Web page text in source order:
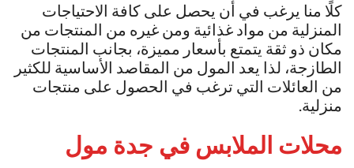
كلًا منا يرغب في أن يحصل على كافة الاحتياجات
المنزلية من مواد غذائية ومن غيره من المنتجات من
مكان ذو ثقة يتمتع بأسعار مميزة، بجانب المنتجات
الطازجة، لذا يعد المول من المقاصد الأساسية للكثير
من العائلات التي ترغب في الحصول على منتجات
منزلية.
محلات الملابس في جدة مول